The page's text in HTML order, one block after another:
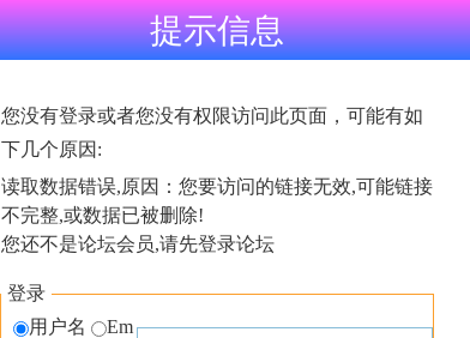
提示信息
您没有登录或者您没有权限访问此页面，可能有如
下几个原因:
读取数据错误,原因：您要访问的链接无效,可能链接
不完整,或数据已被删除!
您还不是论坛会员,请先登录论坛
登录
用户名
Em